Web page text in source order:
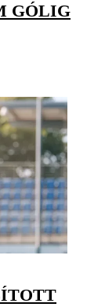
GÓLIG